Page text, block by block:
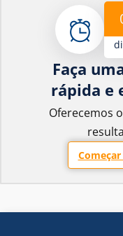
Faça
rápida e
Oferecemos